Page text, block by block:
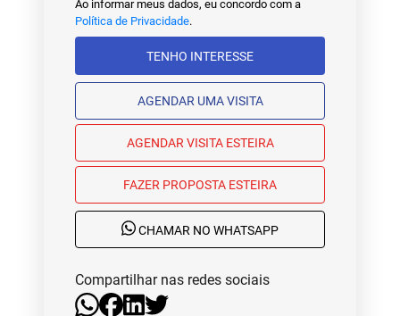
Ao informar meus dados, eu concordo com a
Política de Privacidade.
TENHO INTERESSE
AGENDAR UMA VISITA
AGENDAR VISITA ESTEIRA
FAZER PROPOSTA ESTEIRA
CHAMAR NO WHATSAPP
Compartilhar nas redes sociais